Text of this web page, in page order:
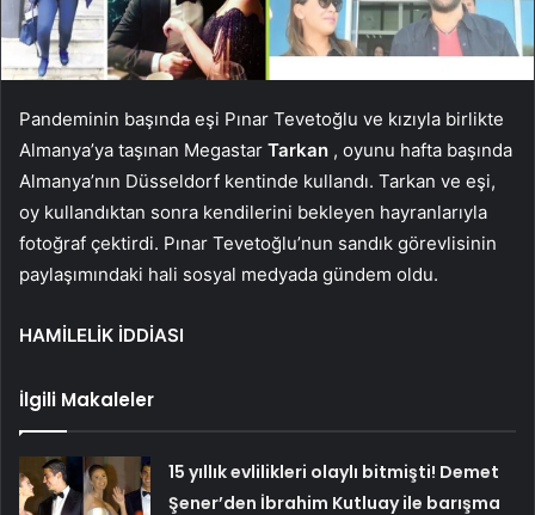
Pandeminin başında eşi Pınar Tevetoğlu ve kızıyla birlikte
Almanya’ya taşınan Megastar Tarkan , oyunu hafta başında
Almanya’nın Düsseldorf kentinde kullandı. Tarkan ve eşi,
oy kullandıktan sonra kendilerini bekleyen hayranlarıyla
fotoğraf çektirdi. Pınar Tevetoğlu’nun sandık görevlisinin
paylaşımındaki hali sosyal medyada gündem oldu.
HAMİLELİK İDDİASI
İlgili Makaleler
15 yıllık evlilikleri olaylı bitmişti! Demet
Şener’den İbrahim Kutluay ile barışma